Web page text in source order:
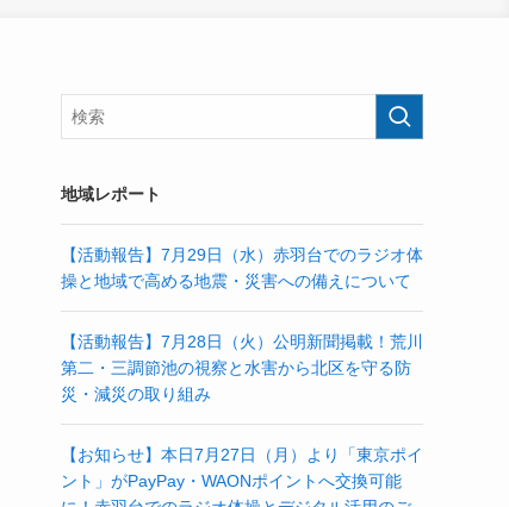
地域レポート
【活動報告】7月29日（水）赤羽台でのラジオ体
操と地域で高める地震・災害への備えについて
【活動報告】7月28日（火）公明新聞掲載！荒川
第二・三調節池の視察と水害から北区を守る防
災・減災の取り組み
【お知らせ】本日7月27日（月）より「東京ポイ
ント」がPayPay・WAONポイントへ交換可能